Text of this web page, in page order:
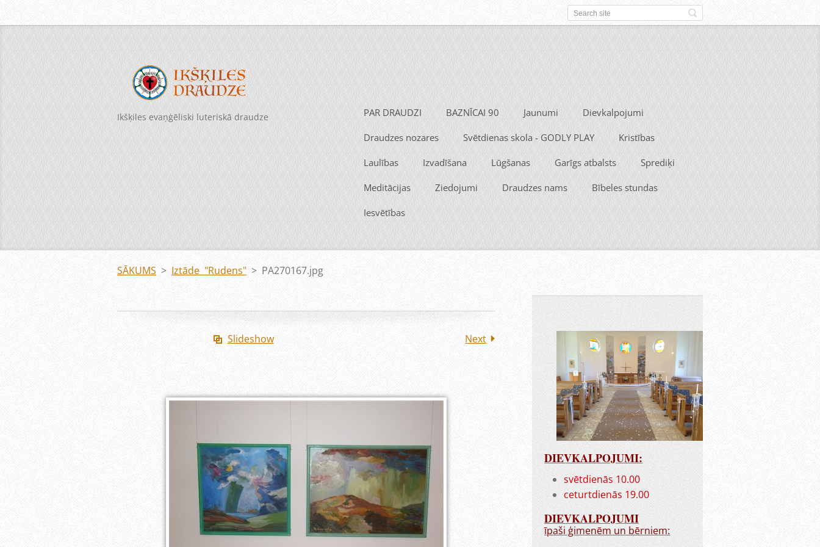
Ikšķiles evaņģēliski luteriskā draudze PAR DRAUDZI BAZNĪCAI 90 Jaunumi Dievkalpojumi
Draudzes nozares Svētdienas skola - GODLY PLAY Kristības
Laulības Izvadīšana Lūgšanas Garīgs atbalsts Sprediķi
Meditācijas Ziedojumi Draudzes nams Bībeles stundas
Iesvētības
SĀKUMS > Iztāde "Rudens" > PA270167.jpg
Slideshow Next
DIEVKALPOJUMI:
svētdienās 10.00
ceturtdienās 19.00
DIEVKALPOJUMI
īpaši ģimenēm un bērniem: